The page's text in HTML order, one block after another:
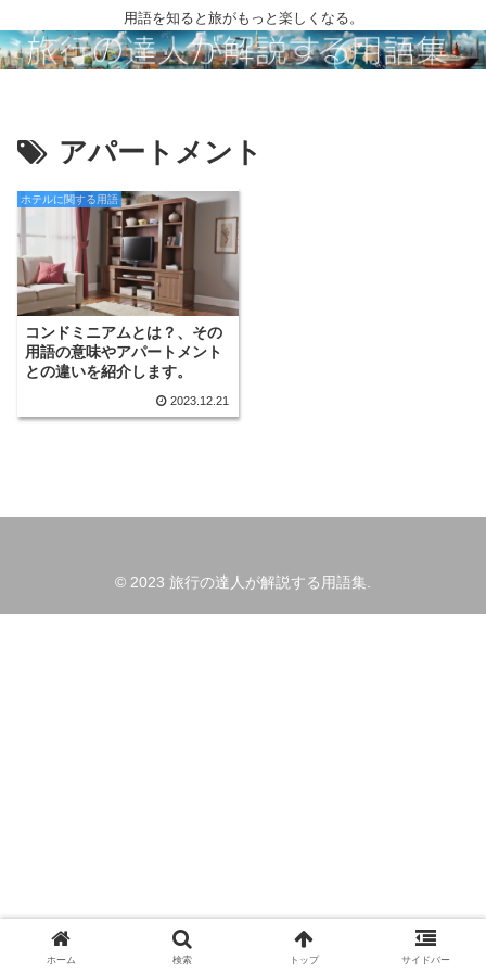
用語を知ると旅がもっと楽しくなる。
アパートメント
ホテルに関する用語
コンドミニアムとは？、その
用語の意味やアパートメント
との違いを紹介します。
2023.12.21
© 2023 旅行の達人が解説する用語集.
ホーム 検索 トップ サイドバー